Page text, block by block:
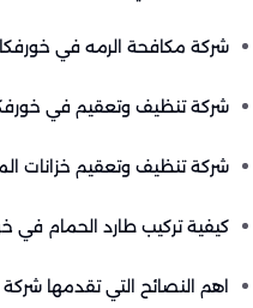
شركة مكافحة الرمه في
شركة تنظيف وتعقيم في
شركة تنظيف وتعقيم خزانات
كيفية تركيب طارد الحمام في
اهم النصائح التي تقدمها